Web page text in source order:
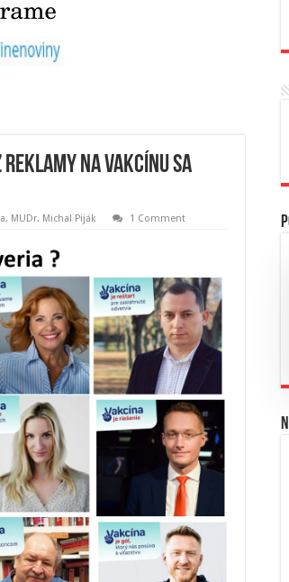
reklamy na vakcínu sa
, MUDr. Michal Piják 1 Comment